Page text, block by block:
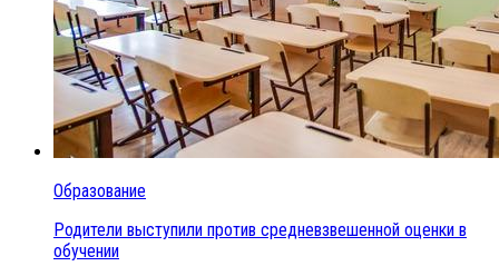
Образование
Родители выступили против средневзвешенной оценки в
обучении